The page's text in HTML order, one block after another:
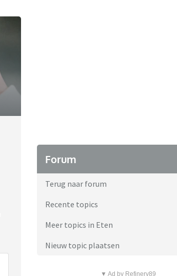
Forum
Terug naar forum
Recente topics
Meer topics in Eten
Nieuw topic plaatsen
▼ Ad by Refinery89